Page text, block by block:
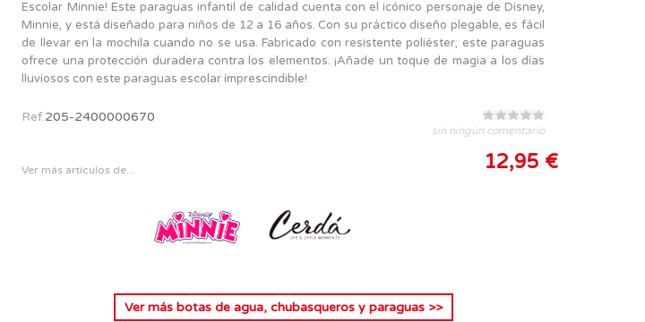
TODOS LOS JUGUETES
PERSONAJES
Escolar Minnie! Este paraguas infantil de calidad cuenta con el icónico personaje de Disney,
Minnie, y está diseñado para niños de 12 a 16 años. Con su práctico diseño plegable, es fácil
de llevar en la mochila cuando no se usa. Fabricado con resistente poliéster, este paraguas
ofrece una protección duradera contra los elementos. ¡Añade un toque de magia a los días
lluviosos con este paraguas escolar imprescindible!
Ref.205-2400000670
sin ningún comentario
12,95 €
Ver más artículos de...
Ver más botas de agua, chubasqueros y paraguas>>